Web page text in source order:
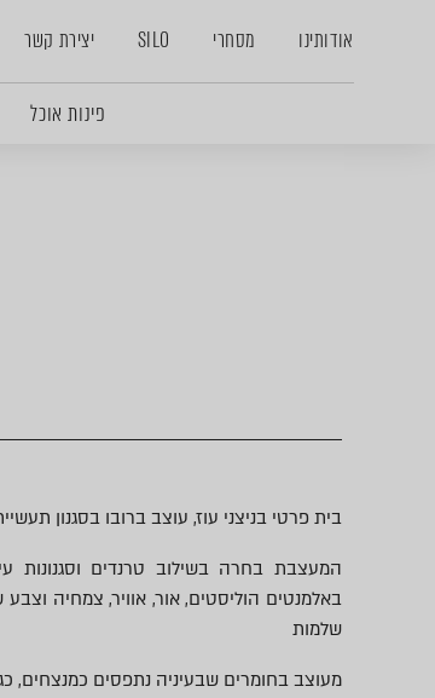
אודותינו מסחרי SILO יצירת קשר
פינות אוכל
בית פרטי בניצני עוז, עוצב ברובו בסגנון
המעצבת בחרה בשילוב טרנדים וסגנונות
באלמנטים הוליסטים, אור, אוויר, צמחיה
שלמות
מעוצב בחומרים שבעיניה נתפסים כמנצחים,